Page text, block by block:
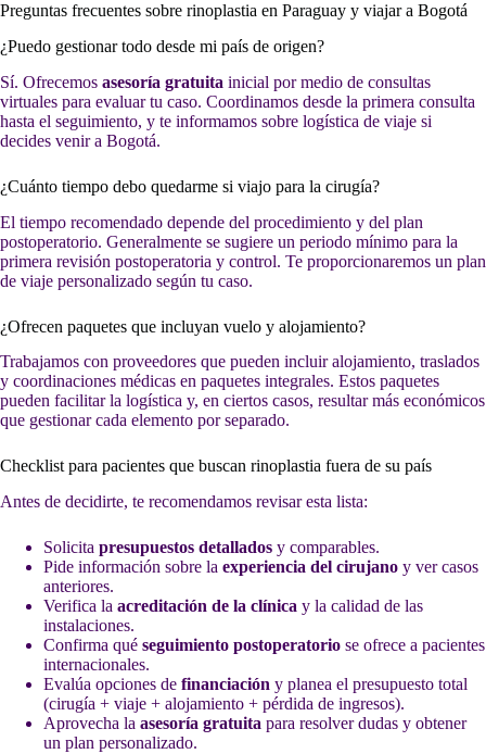
Preguntas frecuentes sobre rinoplastia en Paraguay y viajar a Bogotá
¿Puedo gestionar todo desde mi país de origen?
Sí. Ofrecemos asesoría gratuita inicial por medio de consultas
virtuales para evaluar tu caso. Coordinamos desde la primera consulta
hasta el seguimiento, y te informamos sobre logística de viaje si
decides venir a Bogotá.
¿Cuánto tiempo debo quedarme si viajo para la cirugía?
El tiempo recomendado depende del procedimiento y del plan
postoperatorio. Generalmente se sugiere un periodo mínimo para la
primera revisión postoperatoria y control. Te proporcionaremos un plan
de viaje personalizado según tu caso.
¿Ofrecen paquetes que incluyan vuelo y alojamiento?
Trabajamos con proveedores que pueden incluir alojamiento, traslados
y coordinaciones médicas en paquetes integrales. Estos paquetes
pueden facilitar la logística y, en ciertos casos, resultar más económicos
que gestionar cada elemento por separado.
Checklist para pacientes que buscan rinoplastia fuera de su país
Antes de decidirte, te recomendamos revisar esta lista:
Solicita presupuestos detallados y comparables.
Pide información sobre la experiencia del cirujano y ver casos
anteriores.
Verifica la acreditación de la clínica y la calidad de las
instalaciones.
Confirma qué seguimiento postoperatorio se ofrece a pacientes
internacionales.
Evalúa opciones de financiación y planea el presupuesto total
(cirugía + viaje + alojamiento + pérdida de ingresos).
Aprovecha la asesoría gratuita para resolver dudas y obtener
un plan personalizado.